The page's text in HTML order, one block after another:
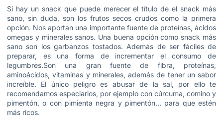
Si hay un snack que puede merecer el título de el snack más
sano, sin duda, son los frutos secos crudos como la primera
opción. Nos aportan una importante fuente de proteínas, ácidos
omegas y minerales sanos. Una buena opción como snack más
sano son los garbanzos tostados. Además de ser fáciles de
preparar, es una forma de incrementar el consumo de
legumbres.Son una gran fuente de fibra, proteínas,
aminoácidos, vitaminas y minerales, además de tener un sabor
increíble. El único peligro es abusar de la sal, por ello te
recomendamos especiarlos, por ejemplo con cúrcuma, comino y
pimentón, o con pimienta negra y pimentón… para que estén
más ricos.